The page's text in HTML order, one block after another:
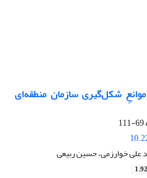
شکل‌‌گیری سازمان منطقه‌ای
69-111
علی خوارزمی، حسین ربیعی